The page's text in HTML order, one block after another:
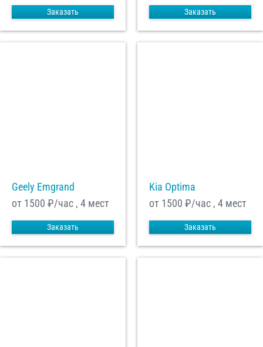
Заказать Заказать
Geely Emgrand
от 1500 ₽/час , 4 мест
Заказать
Kia Optima
от 1500 ₽/час , 4 мест
Заказать